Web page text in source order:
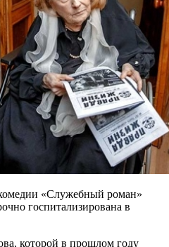
«Служебный роман»
госпитализирована в
которой в прошлом году